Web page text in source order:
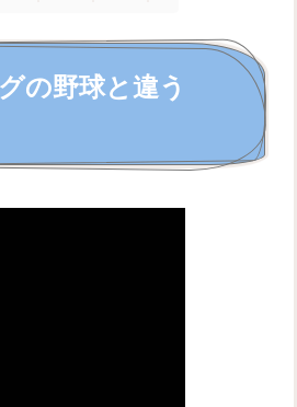
の野球と違う